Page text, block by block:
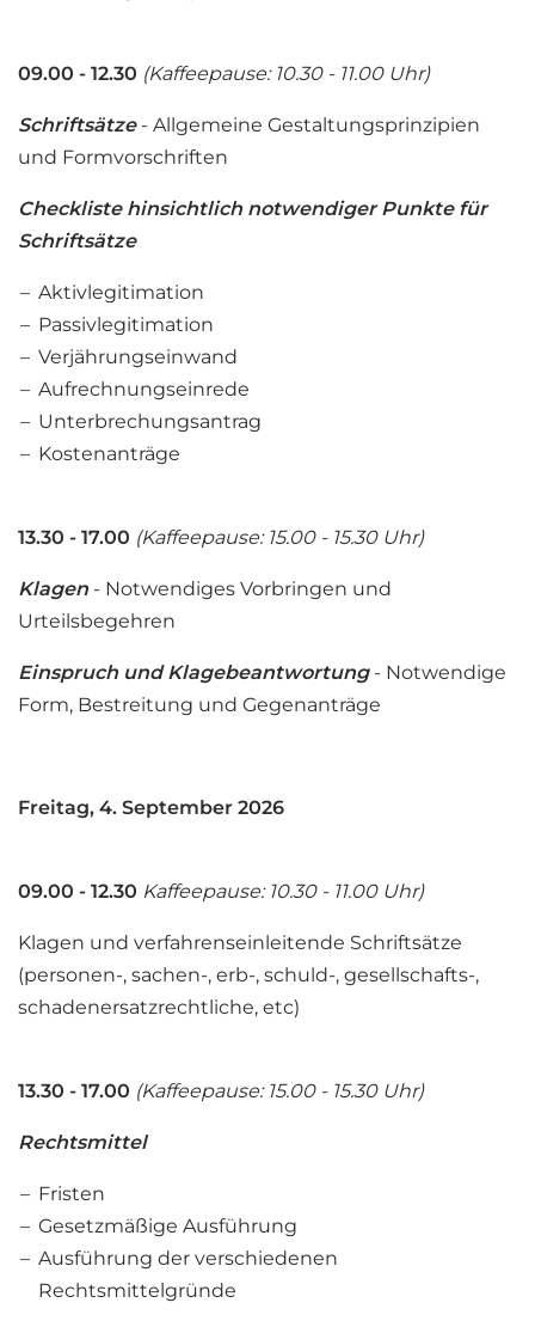
09.00 - 12.30 (Kaffeepause: 10.30 - 11.00 Uhr)
Schriftsätze - Allgemeine Gestaltungsprinzipien
und Formvorschriften
Checkliste hinsichtlich notwendiger Punkte für
Schriftsätze
Aktivlegitimation
Passivlegitimation
Verjährungseinwand
Aufrechnungseinrede
Unterbrechungsantrag
Kostenanträge
13.30 - 17.00 (Kaffeepause: 15.00 - 15.30 Uhr)
Klagen - Notwendiges Vorbringen und
Urteilsbegehren
Einspruch und Klagebeantwortung - Notwendige
Form, Bestreitung und Gegenanträge
Freitag, 4. September 2026
09.00 - 12.30 Kaffeepause: 10.30 - 11.00 Uhr)
Klagen und verfahrenseinleitende Schriftsätze
(personen-, sachen-, erb-, schuld-, gesellschafts-,
schadenersatzrechtliche, etc)
13.30 - 17.00 (Kaffeepause: 15.00 - 15.30 Uhr)
Rechtsmittel
Fristen
Gesetzmäßige Ausführung
Ausführung der verschiedenen
Rechtsmittelgründe